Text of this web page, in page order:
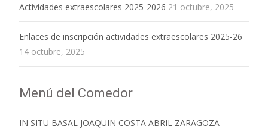
Actividades extraescolares 2025-2026 21 octubre, 2025
Enlaces de inscripción actividades extraescolares 2025-26
14 octubre, 2025
Menú del Comedor
IN SITU BASAL JOAQUIN COSTA ABRIL ZARAGOZA